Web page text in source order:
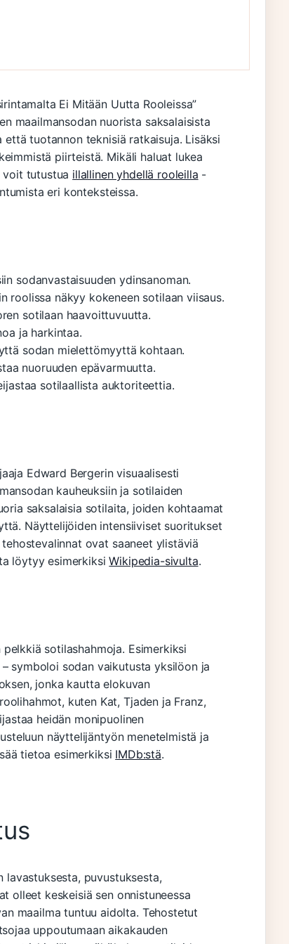
Ei Mitään Uutta Rooleissa”
maailmansodan nuorista saksalaisista
tuotannon teknisiä ratkaisuja. Lisäksi
piirteistä. Mikäli haluat lukea
voit tutustua illallinen yhdellä rooleilla -
eri konteksteissa.
sodanvastaisuuden ydinsanoman.
roolissa näkyy kokeneen sotilaan viisaus.
sotilaan haavoittuvuutta.
ja harkintaa.
sodan mielettömyyttä kohtaan.
nuoruuden epävarmuutta.
sotilaallista auktoriteettia.
Edward Bergerin visuaalisesti
kauheuksiin ja sotilaiden
saksalaisia sotilaita, joiden kohtaamat
Näyttelijöiden intensiiviset suoritukset
ovat saaneet ylistäviä
löytyy esimerkiksiWikipedia-sivulta.
sotilashahmoja. Esimerkiksi
symboloi sodan vaikutusta yksilöon ja
jonka kautta elokuvan
kuten Kat, Tjaden ja Franz,
heidän monipuolinen
näyttelijäntyön menetelmistä ja
tietoa esimerkiksi IMDb:stä.
puvustuksesta,
olleet keskeisiä sen onnistuneessa
maailma tuntuu aidolta. Tehostetut
uppoutumaan aikakauden